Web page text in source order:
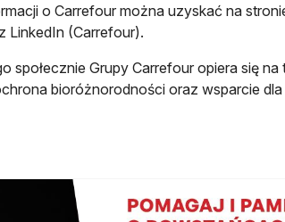
o Carrefour można uzyskać na
LinkedIn (Carrefour).
społecznie Grupy Carrefour opiera się
bioróżnorodności oraz wsparcie